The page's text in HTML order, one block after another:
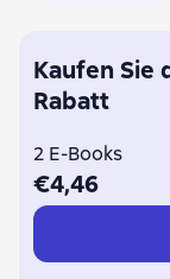
Kaufen Sie
Rabatt
2 E-Books
€4,46